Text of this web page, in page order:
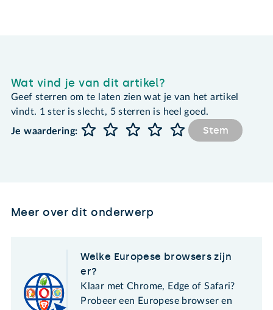
Wat vind je van dit artikel?
Geef sterren om te laten zien wat je van het artikel
vindt. 1 ster is slecht, 5 sterren is heel goed.
Je waardering:
Stem
Meer over dit onderwerp
Welke Europese browsers zijn
er?
Klaar met Chrome, Edge of Safari?
Probeer een Europese browser en